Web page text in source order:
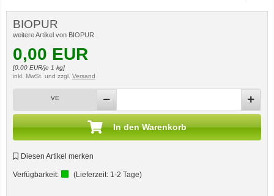
BIOPUR
weitere Artikel von BIOPUR
0,00 EUR
[0,00EUR/je 1 kg]
inkl. MwSt. und zzgl. Versand
VE
In den Warenkorb
Diesen Artikel merken
Verfügbarkeit: (Lieferzeit: 1-2 Tage)